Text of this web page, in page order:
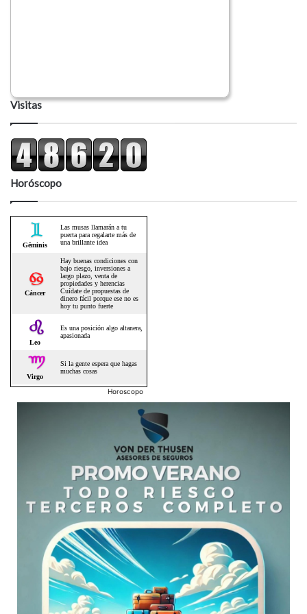
Visitas
Horóscopo
Horoscopo